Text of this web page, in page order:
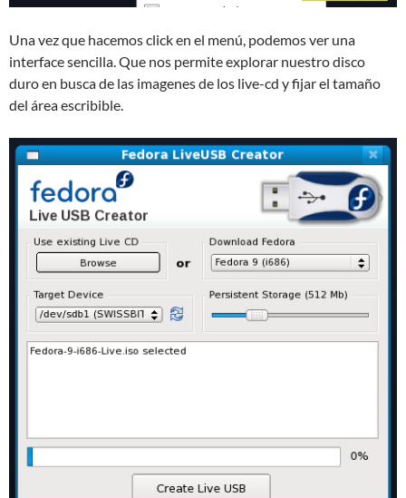
Una vez que hacemos click en el menú, podemos ver una
interface sencilla. Que nos permite explorar nuestro disco
duro en busca de las imagenes de los live-cd y fijar el tamaño
del área escribible.